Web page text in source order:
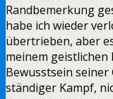
Randbemerkung
habe ich wieder
übertrieben, aber
meinem geistlichen
Bewusstsein
ständiger Kampf,